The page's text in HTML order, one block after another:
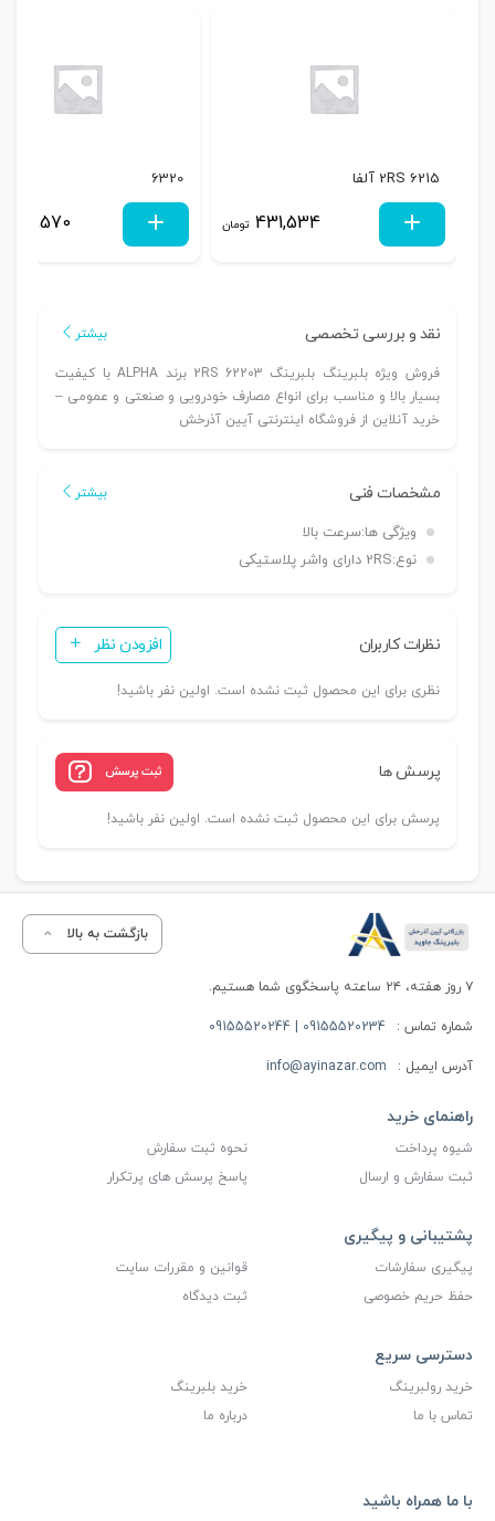
6215 2RS آلفا
431,534 تومان
6320
2,319,570
نقد و بررسی تخصصی بیشتر
فروش ویژه بلبرینگ بلبرینگ 62203 2RS برند ALPHA با کیفیت
بسیار بالا و مناسب برای انواع مصارف خودرویی و صنعتی و عمومی –
خرید آنلاین از فروشگاه اینترنتی آیین آذرخش
مشخصات فنی بیشتر
ویژگی ها:سرعت بالا
نوع:2RS دارای واشر پلاستیکی
نظرات کاربران افزودن نظر
نظری برای این محصول ثبت نشده است. اولین نفر باشید!
پرسش ها ثبت پرسش
پرسش برای این محصول ثبت نشده است. اولین نفر باشید!
بازگشت به بالا
۷ روز هفته، ۲۴ ساعته پاسخگوی شما هستیم.
شماره تماس : 09155520234 | 09155520244
آدرس ایمیل : info@ayinazar.com
راهنمای خرید
شیوه پرداخت
نحوه ثبت سفارش
ثبت سفارش و ارسال
پاسخ پرسش های پرتکرار
پشتیبانی و پیگیری
پیگیری سفارشات
قوانین و مقررات سایت
حفظ حریم خصوصی
ثبت دیدگاه
دسترسی سریع
خرید رولبرینگ
خرید بلبرینگ
تماس با ما
درباره ما
با ما همراه باشید